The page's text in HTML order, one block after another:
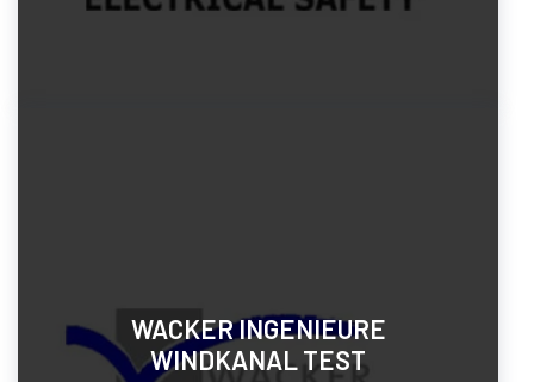
WACKER INGENIEURE
WINDKANAL TEST